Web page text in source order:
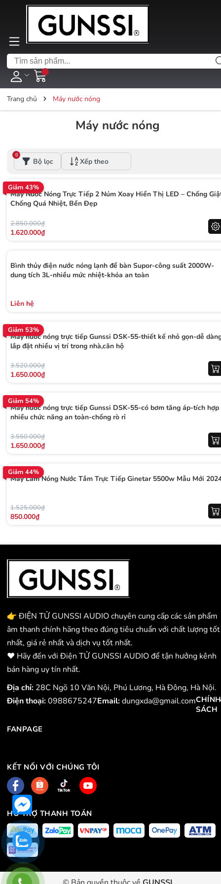
Trang chủ Máy nước nóng
Máy nước nóng
Bộ lọc
0
Xếp theo
Giảm 43%
Máy Nước Nóng Trực Tiếp 2 Núm Xoay Hiển Thị LED – Chống
Chống Quá Nhiệt, Bền Đẹp
2.850.000₫
1.620.000₫
Bình thủy điện nước nóng lạnh để bàn Supor-công suất 2000W-
dung tích 3L-nhiều mức nhiệt-khóa an toàn
Liên hệ
Giảm 53%
Máy nước nóng trực tiếp Gunssi DSK-55-thiết kế nhỏ gọn-dễ
lắp đặt nhiều vị trí trong nhà,căn hộ
3.520.000₫
1.650.000₫
Giảm 54%
Máy nước nóng trực tiếp Gunssi DSK-55-có bơm tăng áp-tích hợp
nhiều chức năng an toàn-chống rò rỉ
3.550.000₫
1.650.000₫
Giảm 44%
Máy Làm Nóng Nước Tắm Trực Tiếp Ginetar 5500w Mẫu Mới
1.525.000₫
850.000₫
👉 ĐIỆN TỬ GUNSSI AUDIO chuyên cung cấp các sản phẩm
âm thanh chính hãng theo đúng tiêu chuẩn với chất lượng tốt
nhất, giá rẻ nhất và dịch vụ tốt nhất.
❤️ Hãy đến với Điện TỬ GUNSSI AUDIO để tận hưởng kênh
bán hàng uy tín nhất.
Địa chỉ: 28C Ngõ 10 Văn Nội, Phú Lương, Hà Đông, Hà Nội.
Điện thoại:0988675247Email:dungxda@gmail.comCHÍNH
SÁCH
FANPAGE
KẾT NỐI VỚI CHÚNG TÔI
HỖ TRỢ THANH TOÁN